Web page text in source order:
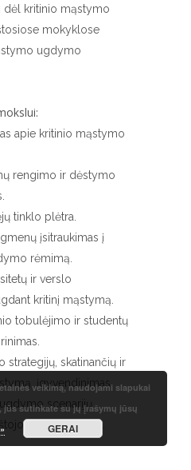
dėl kritinio mąstymo
mokyklose
ugdymo
apie kritinio mąstymo
rengimo ir dėstymo
tinklo plėtra.
įsitraukimas į
rėmimą.
ir verslo
kritinį mąstymą.
tobulėjimo ir studentų
strategijų, skatinančių ir
įgyvendinimas.
scenarijų
mokslo srityse.
veikimą, naudojami slapukai
jūs sutinkate su jų įrašymų jūsų
GERAI